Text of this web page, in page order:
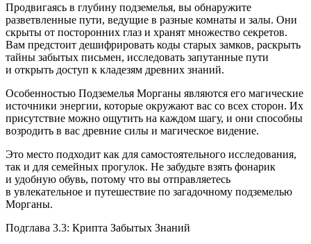
Продвигаясь в глубину подземелья, вы обнаружите
разветвленные пути, ведущие в разные комнаты и залы. Они
скрыты от посторонних глаз и хранят множество секретов.
Вам предстоит дешифрировать коды старых замков, раскрыть
тайны забытых письмен, исследовать запутанные пути
и открыть доступ к кладезям древних знаний.
Особенностью Подземелья Морганы являются его магические
источники энергии, которые окружают вас со всех сторон. Их
присутствие можно ощутить на каждом шагу, и они способны
возродить в вас древние силы и магическое видение.
Это место подходит как для самостоятельного исследования,
так и для семейных прогулок. Не забудьте взять фонарик
и удобную обувь, потому что вы отправляетесь
в увлекательное и путешествие по загадочному подземелью
Морганы.
Подглава 3.3: Крипта Забытых Знаний